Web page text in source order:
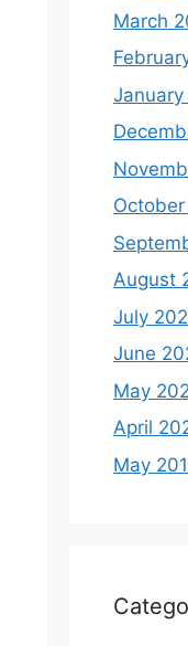
March
August
July
June
May
April
May